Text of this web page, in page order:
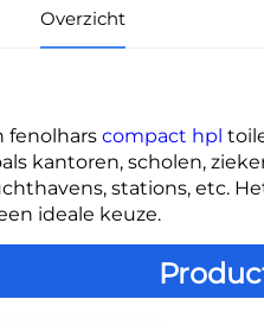
Overzicht
fenolhars compact hpl
kantoren, scholen,
stations, etc.
ideale keuze.